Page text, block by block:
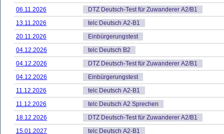
06.11.2026
DTZ Deutsch-Test für Zuwanderer A2/B1
13.11.2026
telc Deutsch A2-B1
20.11.2026
Einbürgerungstest
04.12.2026
telc Deutsch B2
04.12.2026
DTZ Deutsch-Test für Zuwanderer A2/B1
04.12.2026
Einbürgerungstest
11.12.2026
telc Deutsch A2-B1
11.12.2026
telc Deutsch A2 Sprechen
18.12.2026
DTZ Deutsch-Test für Zuwanderer A2/B1
15.01.2027
telc Deutsch A2-B1